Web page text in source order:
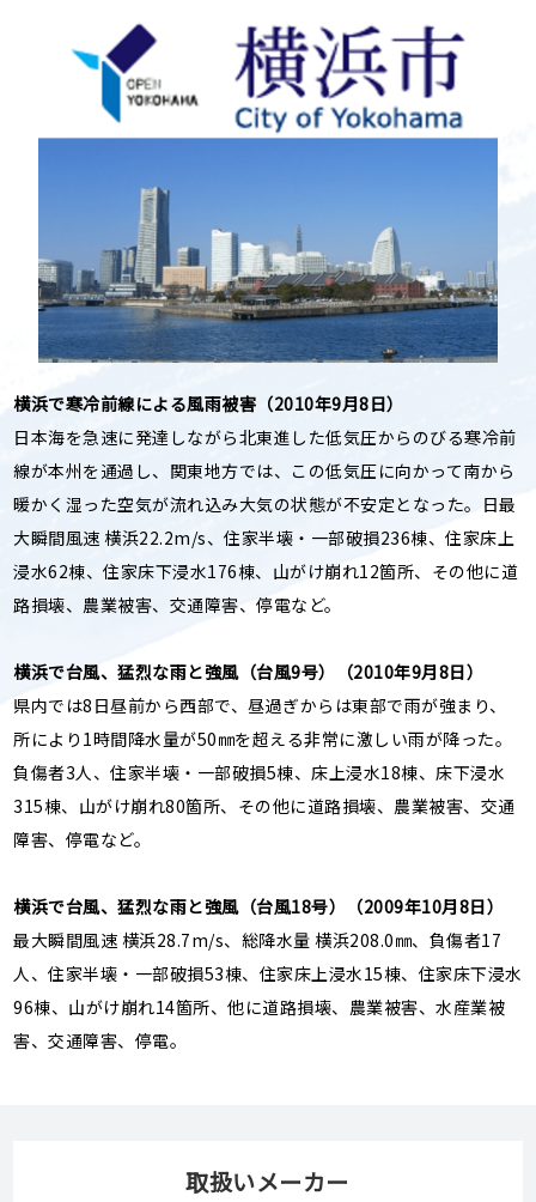
横浜で寒冷前線による風雨被害（2010年9月8日）
日本海を急速に発達しながら北東進した低気圧からのびる寒冷前
線が本州を通過し、関東地方では、この低気圧に向かって南から
暖かく湿った空気が流れ込み大気の状態が不安定となった。日最
大瞬間風速 横浜22.2m/s、住家半壊・一部破損236棟、住家床上
浸水62棟、住家床下浸水176棟、山がけ崩れ12箇所、その他に道
路損壊、農業被害、交通障害、停電など。
横浜で台風、猛烈な雨と強風（台風9号）（2010年9月8日）
県内では8日昼前から西部で、昼過ぎからは東部で雨が強まり、
所により1時間降水量が50㎜を超える非常に激しい雨が降った。
負傷者3人、住家半壊・一部破損5棟、床上浸水18棟、床下浸水
315棟、山がけ崩れ80箇所、その他に道路損壊、農業被害、交通
障害、停電など。
横浜で台風、猛烈な雨と強風（台風18号）（2009年10月8日）
最大瞬間風速 横浜28.7m/s、総降水量 横浜208.0㎜、負傷者17
人、住家半壊・一部破損53棟、住家床上浸水15棟、住家床下浸水
96棟、山がけ崩れ14箇所、他に道路損壊、農業被害、水産業被
害、交通障害、停電。
取扱いメーカー